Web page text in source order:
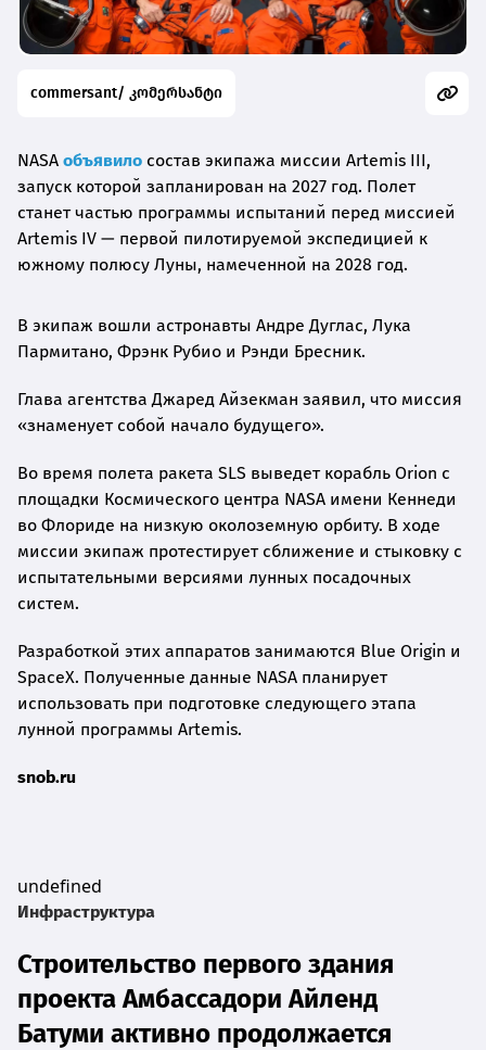
commersant/ კომერსანტი
NASA объявило состав экипажа миссии Artemis III,
запуск которой запланирован на 2027 год. Полет
станет частью программы испытаний перед миссией
Artemis IV — первой пилотируемой экспедицией к
южному полюсу Луны, намеченной на 2028 год.
В экипаж вошли астронавты Андре Дуглас, Лука
Пармитано, Фрэнк Рубио и Рэнди Бресник.
Глава агентства Джаред Айзекман заявил, что миссия
«знаменует собой начало будущего».
Во время полета ракета SLS выведет корабль Orion с
площадки Космического центра NASA имени Кеннеди
во Флориде на низкую околоземную орбиту. В ходе
миссии экипаж протестирует сближение и стыковку с
испытательными версиями лунных посадочных
систем.
Разработкой этих аппаратов занимаются Blue Origin и
SpaceX. Полученные данные NASA планирует
использовать при подготовке следующего этапа
лунной программы Artemis.
snob.ru
undefined
Инфраструктура
Строительство первого здания
проекта Амбассадори Айленд
Батуми активно продолжается